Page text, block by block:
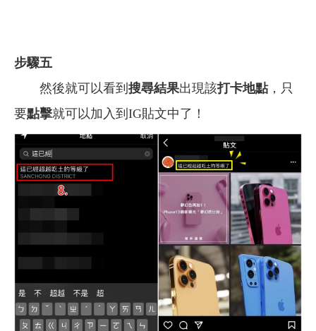
步驟五
然後就可以看到 搜尋結果出現該打卡地點，只
要點擊就可以加入到IG貼文中了！